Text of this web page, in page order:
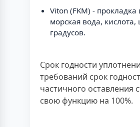
Viton (FKM) -
морская вода,
градусов.
Срок годности
требований срок
частичного оставления
свою функцию на 100%.